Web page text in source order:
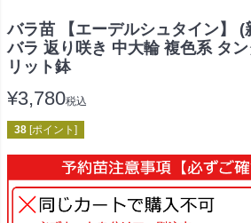
バラ苗 【エーデルシュタイン】 (
バラ 返り咲き 中大輪 複色系 タ
リット鉢
¥3,780税込
38 [ポイント]